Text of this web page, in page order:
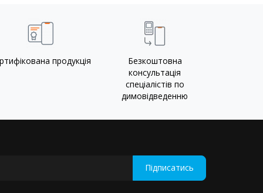
продукція
Безкоштовна
консультація
спеціалістів по
димовідведенню
Підписатись